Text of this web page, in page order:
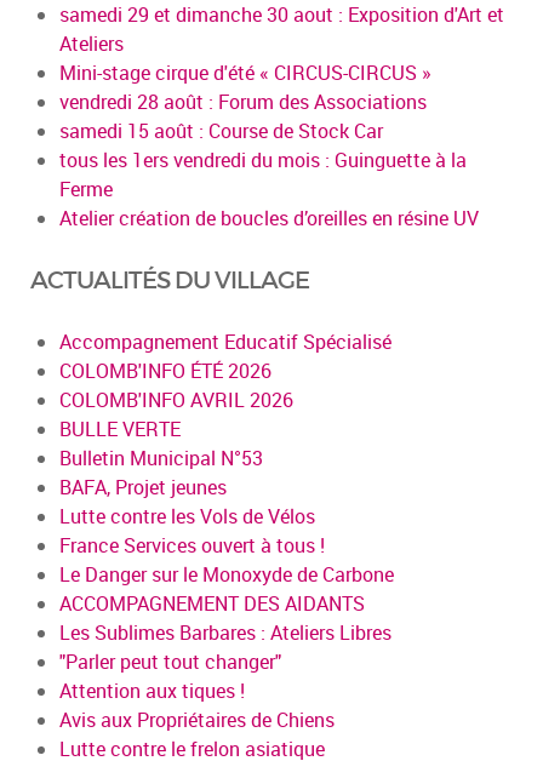
samedi 29 et dimanche 30 aout : Exposition d'Art et
Ateliers
Mini-stage cirque d'été « CIRCUS-CIRCUS »
vendredi 28 août : Forum des Associations
samedi 15 août : Course de Stock Car
tous les 1ers vendredi du mois : Guinguette à la
Ferme
Atelier création de boucles d’oreilles en résine UV
ACTUALITÉS DU VILLAGE
Accompagnement Educatif Spécialisé
COLOMB'INFO ÉTÉ 2026
COLOMB'INFO AVRIL 2026
BULLE VERTE
Bulletin Municipal N°53
BAFA, Projet jeunes
Lutte contre les Vols de Vélos
France Services ouvert à tous !
Le Danger sur le Monoxyde de Carbone
ACCOMPAGNEMENT DES AIDANTS
Les Sublimes Barbares : Ateliers Libres
"Parler peut tout changer"
Attention aux tiques !
Avis aux Propriétaires de Chiens
Lutte contre le frelon asiatique